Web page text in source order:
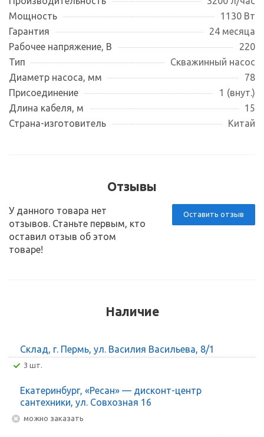
Мощность
1130 Вт
Гарантия
24 месяца
Рабочее напряжение, В
220
Тип
Скважинный насос
Диаметр насоса, мм
78
Присоединение
1 (внут.)
Длина кабеля, м
15
Страна-изготовитель
Китай
Отзывы
Оставить отзыв
У данного товара нет
отзывов. Станьте первым, кто
оставил отзыв об этом
товаре!
Наличие
Склад, г. Пермь, ул. Василия Васильева, 8/1
3 шт.
Екатеринбург, «Ресан» — дисконт-центр
сантехники, ул. Совхозная 16
Можно заказать